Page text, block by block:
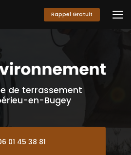
Rappel Gratuit
de terrassement
en-Bugey
01 45 38 81